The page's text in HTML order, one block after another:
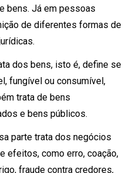
bens. Já em pessoas
de diferentes formas de
dos bens, isto é, define se
fungível ou consumível,
trata de bens
e bens públicos.
parte trata dos negócios
efeitos, como erro, coação,
fraude contra credores,